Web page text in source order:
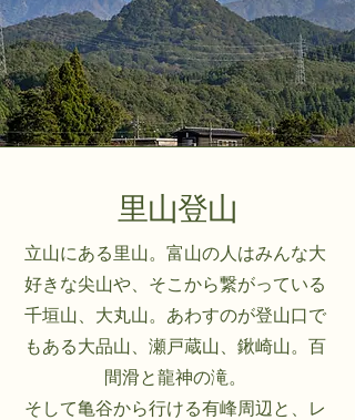
里山登山
立山にある里山。富山の人はみんな大
好きな尖山や、そこから繋がっている
千垣山、大丸山。あわすのが登山口で
もある大品山、瀬戸蔵山、鍬崎山。百
間滑と龍神の滝。
そして亀谷から行ける有峰周辺と、レ